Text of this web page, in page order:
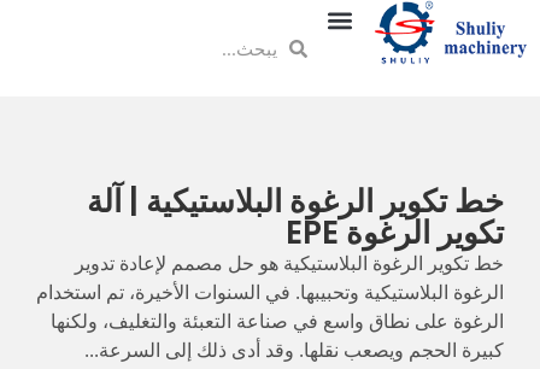
خط تكوير الرغوة البلاستيكية | آلة
تكوير الرغوة EPE
خط تكوير الرغوة البلاستيكية هو حل مصمم لإعادة تدوير
الرغوة البلاستيكية وتحبيبها. في السنوات الأخيرة، تم استخدام
الرغوة على نطاق واسع في صناعة التعبئة والتغليف، ولكنها
كبيرة الحجم ويصعب نقلها. وقد أدى ذلك إلى السرعة...